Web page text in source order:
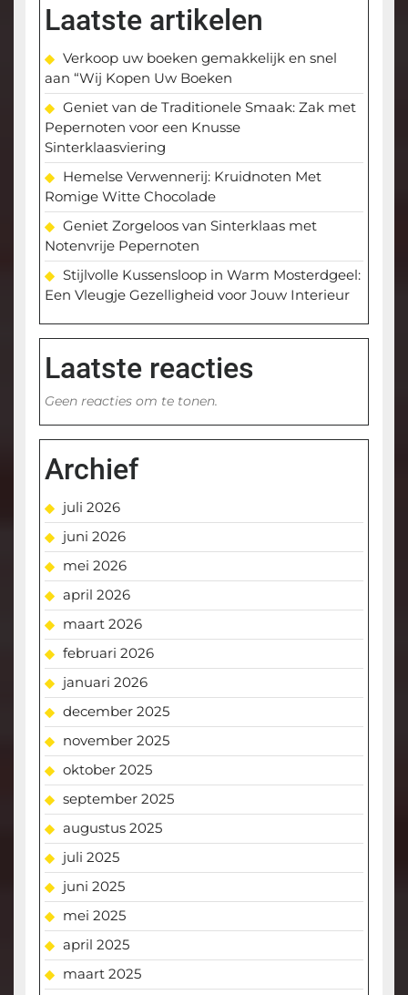
Laatste artikelen
Verkoop uw boeken gemakkelijk en snel
aan “Wij Kopen Uw Boeken
Geniet van de Traditionele Smaak: Zak met
Pepernoten voor een Knusse
Sinterklaasviering
Hemelse Verwennerij: Kruidnoten Met
Romige Witte Chocolade
Geniet Zorgeloos van Sinterklaas met
Notenvrije Pepernoten
Stijlvolle Kussensloop in Warm Mosterdgeel:
Een Vleugje Gezelligheid voor Jouw Interieur
Laatste reacties
Geen reacties om te tonen.
Archief
juli 2026
juni 2026
mei 2026
april 2026
maart 2026
februari 2026
januari 2026
december 2025
november 2025
oktober 2025
september 2025
augustus 2025
juli 2025
juni 2025
mei 2025
april 2025
maart 2025